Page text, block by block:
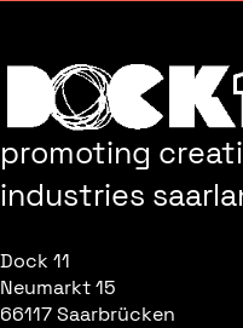
promoting
industries
Dock 11
Neumarkt 15
66117 Saarbrücken